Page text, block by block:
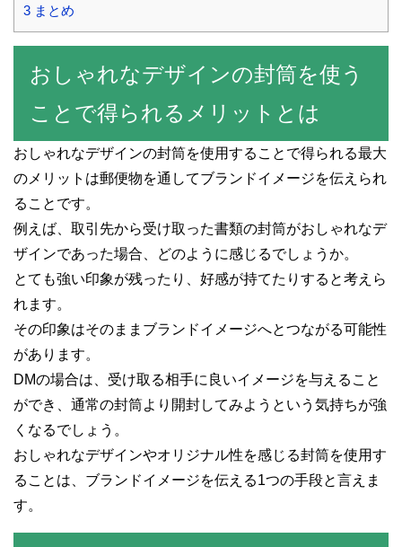
3 まとめ
おしゃれなデザインの封筒を使う
ことで得られるメリットとは
おしゃれなデザインの封筒を使用することで得られる最大
のメリットは郵便物を通してブランドイメージを伝えられ
ることです。
例えば、取引先から受け取った書類の封筒がおしゃれなデ
ザインであった場合、どのように感じるでしょうか。
とても強い印象が残ったり、好感が持てたりすると考えら
れます。
その印象はそのままブランドイメージへとつながる可能性
があります。
DMの場合は、受け取る相手に良いイメージを与えること
ができ、通常の封筒より開封してみようという気持ちが強
くなるでしょう。
おしゃれなデザインやオリジナル性を感じる封筒を使用す
ることは、ブランドイメージを伝える1つの手段と言えま
す。